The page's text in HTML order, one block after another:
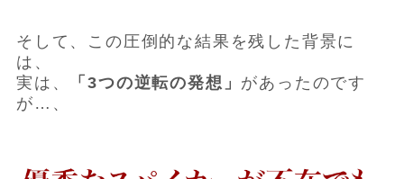
そして、この圧倒的な結果を残した背景に
は、
実は、
「3つの逆転の発想」 があったのです
が…、